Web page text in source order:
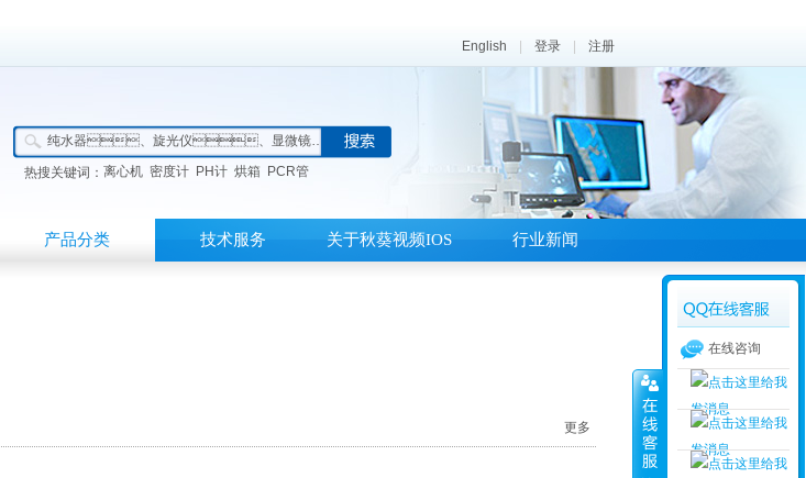
English 登录 注册
热搜关键词： 离心机 密度计 PH计 烘箱 PCR管
产品分类 技术服务 关于秋葵视频IOS 行业新闻
更多
在线咨询